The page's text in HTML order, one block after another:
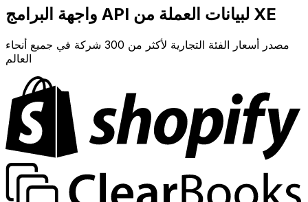
واجهة البرامج API لبيانات العملة من XE
مصدر أسعار الفئة التجارية لأكثر من 300 شركة في جميع أنحاء
العالم